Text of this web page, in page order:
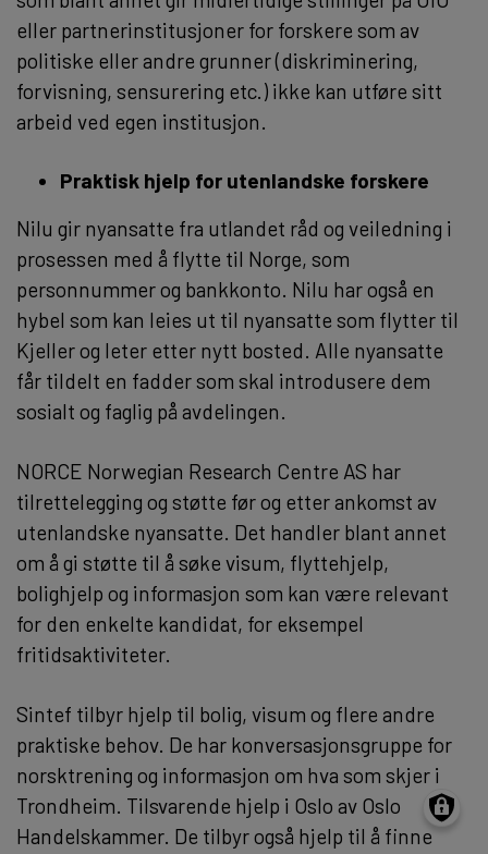
eller partnerinstitusjoner for forskere som av
politiske eller andre grunner (diskriminering,
forvisning, sensurering etc.) ikke kan utføre sitt
arbeid ved egen institusjon.
Praktisk hjelp for utenlandske forskere
Nilu gir nyansatte fra utlandet råd og veiledning i
prosessen med å flytte til Norge, som
personnummer og bankkonto. Nilu har også en
hybel som kan leies ut til nyansatte som flytter til
Kjeller og leter etter nytt bosted. Alle nyansatte
får tildelt en fadder som skal introdusere dem
sosialt og faglig på avdelingen.
NORCE Norwegian Research Centre AS har
tilrettelegging og støtte før og etter ankomst av
utenlandske nyansatte. Det handler blant annet
om å gi støtte til å søke visum, flyttehjelp,
bolighjelp og informasjon som kan være relevant
for den enkelte kandidat, for eksempel
fritidsaktiviteter.
Sintef tilbyr hjelp til bolig, visum og flere andre
praktiske behov. De har konversasjonsgruppe for
norsktrening og informasjon om hva som skjer i
Trondheim. Tilsvarende hjelp i Oslo av Oslo
Handelskammer. De tilbyr også hjelp til å finne